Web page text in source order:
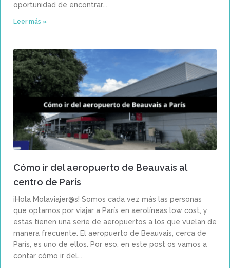
oportunidad de encontrar
Leer más »
Cómo ir del aeropuerto de Beauvais al
centro de París
¡Hola Molaviajer@s! Somos cada vez más las personas
que optamos por viajar a París en aerolíneas low cost, y
estas tienen una serie de aeropuertos a los que vuelan de
manera frecuente. El aeropuerto de Beauvais, cerca de
París, es uno de ellos. Por eso, en este post os vamos a
contar cómo ir del